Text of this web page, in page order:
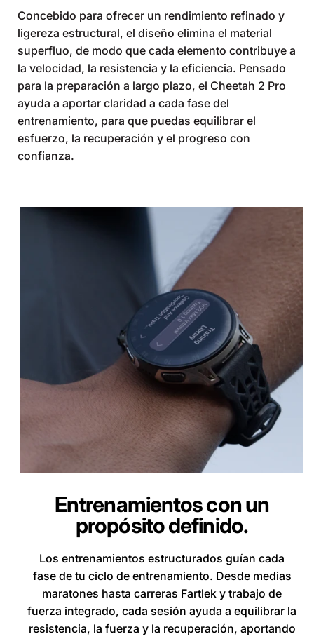
Concebido para ofrecer un rendimiento refinado y
ligereza estructural, el diseño elimina el material
superfluo, de modo que cada elemento contribuye a
la velocidad, la resistencia y la eficiencia. Pensado
para la preparación a largo plazo, el Cheetah 2 Pro
ayuda a aportar claridad a cada fase del
entrenamiento, para que puedas equilibrar el
esfuerzo, la recuperación y el progreso con
confianza.
Entrenamientos con un
propósito definido.
Los entrenamientos estructurados guían cada
fase de tu ciclo de entrenamiento. Desde medias
maratones hasta carreras Fartlek y trabajo de
fuerza integrado, cada sesión ayuda a equilibrar la
resistencia, la fuerza y la recuperación, aportando